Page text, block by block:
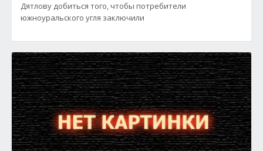
Дятлову добиться того, чтобы потребители
южноуральского угля заключили